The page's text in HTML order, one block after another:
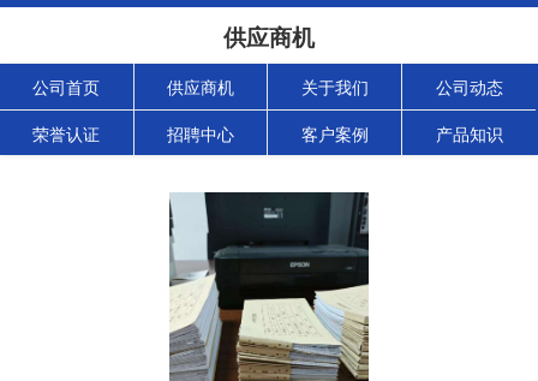
供应商机
公司首页 供应商机 关于我们 公司动态
荣誉认证 招聘中心 客户案例 产品知识